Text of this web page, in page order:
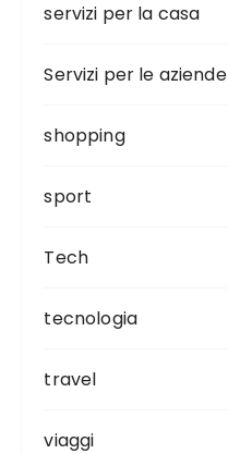
servizi per la casa
Servizi per le aziende
shopping
sport
Tech
tecnologia
travel
viaggi